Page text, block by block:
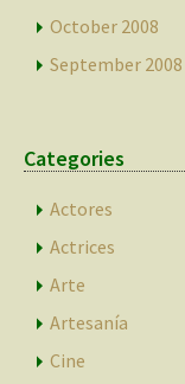
October 2008
September 2008
Categories
Actores
Actrices
Arte
Artesanía
Cine